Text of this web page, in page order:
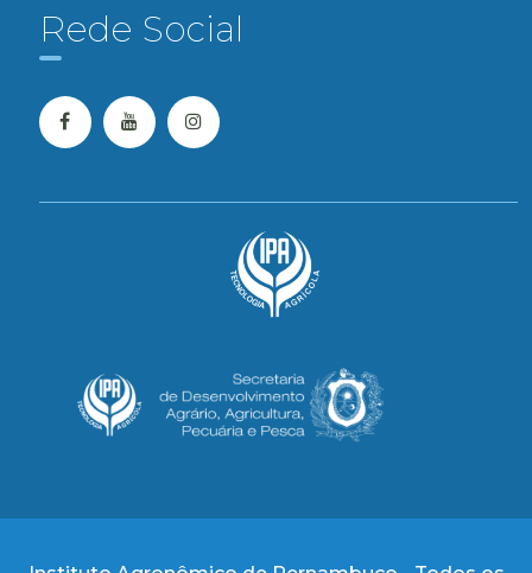
Rede Social